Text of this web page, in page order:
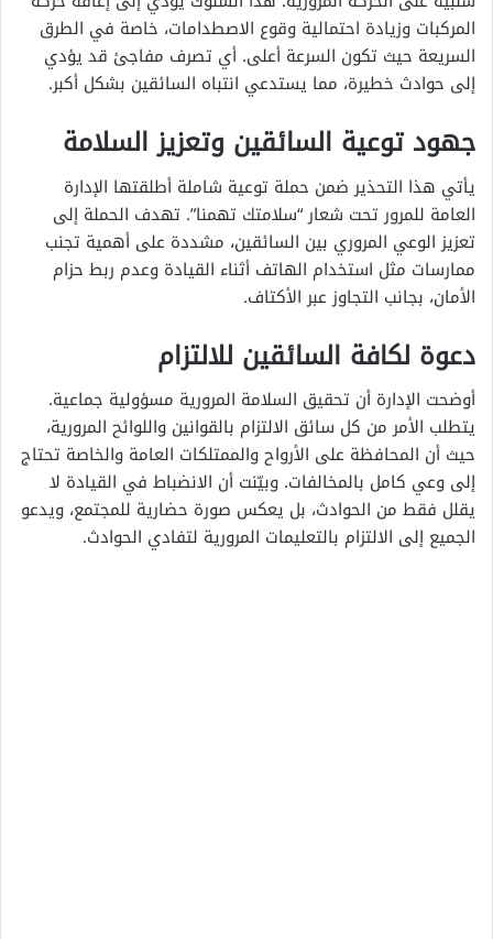
المركبات وزيادة احتمالية وقوع الاصطدامات، خاصة في الطرق
السريعة حيث تكون السرعة أعلى. أي تصرف مفاجئ قد يؤدي
إلى حوادث خطيرة، مما يستدعي انتباه السائقين بشكل أكبر.
جهود توعية السائقين وتعزيز السلامة
يأتي هذا التحذير ضمن حملة توعية شاملة أطلقتها الإدارة
العامة للمرور تحت شعار “سلامتك تهمنا”. تهدف الحملة إلى
تعزيز الوعي المروري بين السائقين، مشددة على أهمية تجنب
ممارسات مثل استخدام الهاتف أثناء القيادة وعدم ربط حزام
الأمان، بجانب التجاوز عبر الأكتاف.
دعوة لكافة السائقين للالتزام
أوضحت الإدارة أن تحقيق السلامة المرورية مسؤولية جماعية.
يتطلب الأمر من كل سائق الالتزام بالقوانين واللوائح المرورية،
حيث أن المحافظة على الأرواح والممتلكات العامة والخاصة تحتاج
إلى وعي كامل بالمخالفات. وبيّنت أن الانضباط في القيادة لا
يقلل فقط من الحوادث، بل يعكس صورة حضارية للمجتمع، ويدعو
الجميع إلى الالتزام بالتعليمات المرورية لتفادي الحوادث.